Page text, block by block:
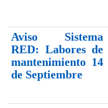
Aviso Sistema
RED: Labores de
mantenimiento 14
de Septiembre